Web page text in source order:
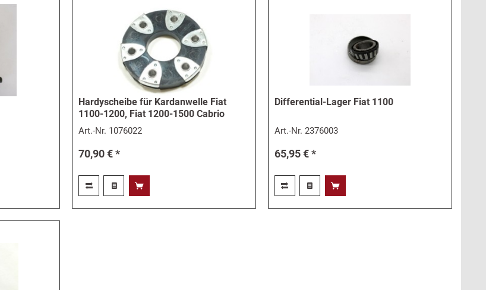
Hardyscheibe für Kardanwelle Fiat
1100-1200, Fiat 1200-1500 Cabrio
Art.-Nr. 1076022
70,90 € *
Differential-Lager Fiat 1100
Art.-Nr. 2376003
65,95 € *